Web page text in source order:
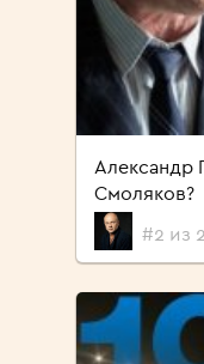
Александр
Смоляков?
#2 из 2